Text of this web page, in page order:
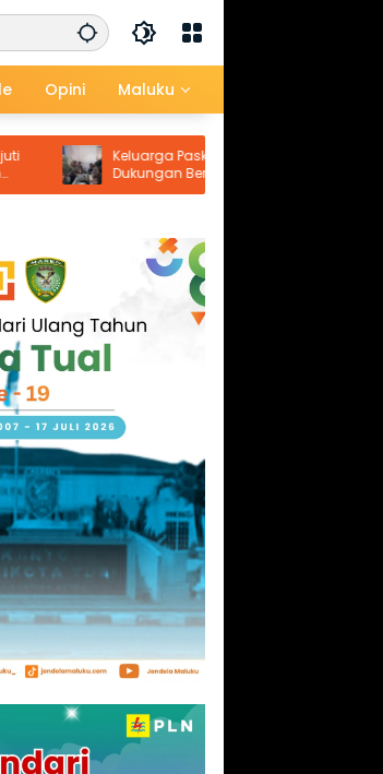
Opini Maluku
Keluarga Paskalis Horokubun Apresiasi
Dukungan Berbagai Pihak, Harapkan
Masa Depan Adik Korban Tetap Terjamin